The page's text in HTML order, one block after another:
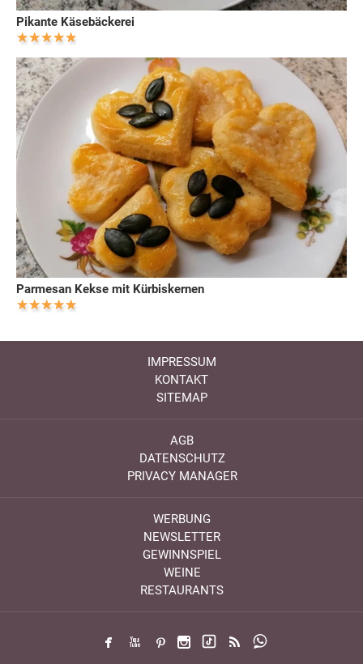
Pikante Käsebäckerei
Parmesan Kekse mit Kürbiskernen
IMPRESSUM
KONTAKT
SITEMAP
AGB
DATENSCHUTZ
PRIVACY MANAGER
WERBUNG
NEWSLETTER
GEWINNSPIEL
WEINE
RESTAURANTS